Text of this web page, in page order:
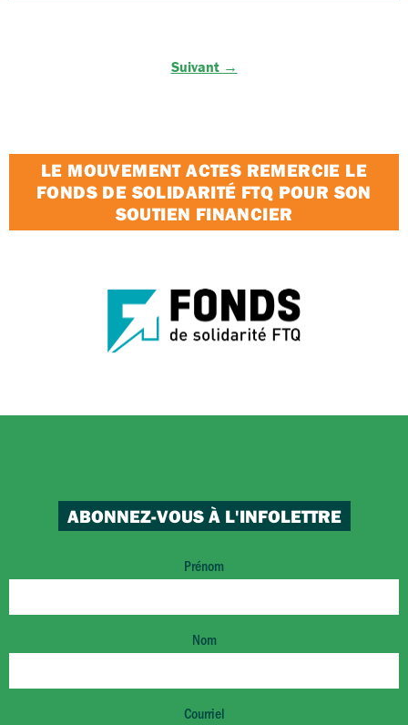
Suivant →
LE MOUVEMENT ACTES REMERCIE LE
FONDS DE SOLIDARITÉ FTQ POUR SON
SOUTIEN FINANCIER
ABONNEZ-VOUS À L'INFOLETTRE
Prénom
Nom
Courriel